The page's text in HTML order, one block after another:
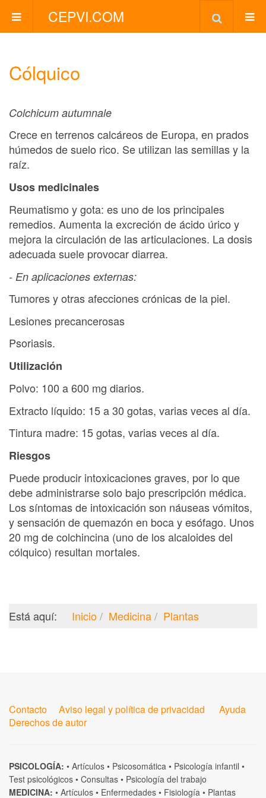
CEPVI.COM
Cólquico
Colchicum autumnale
Crece en terrenos calcáreos de Europa, en prados
húmedos de suelo rico. Se utilizan las semillas y la
raíz.
Usos medicinales
Reumatismo y gota: es uno de los principales
remedios. Aumenta la excreción de ácido úrico y
mejora la circulación de las articulaciones. La dosis
adecuada suele provocar diarrea.
- En aplicaciones externas:
Tumores y otras afecciones crónicas de la piel.
Lesiones precancerosas
Psoriasis.
Utilización
Polvo: 100 a 600 mg diarios.
Extracto líquido: 15 a 30 gotas, varias veces al día.
Tintura madre: 15 gotas, varias veces al día.
Riesgos
Puede producir intoxicaciones graves, por lo que
debe administrarse solo bajo prescripción médica.
Los síntomas de intoxicación son náuseas vómitos,
y sensación de quemazón en boca y esófago. Unos
20 mg de colchincina (uno de los alcaloides del
cólquico) resultan mortales.
Está aquí: Inicio Medicina Plantas
Contacto Aviso legal y política de privacidad
Ayuda
Derechos de autor
PSICOLOGÍA: • Artículos • Psicosomática • Psicología infantil •
Test psicológicos • Consultas • Psicología del trabajo
MEDICINA: • Artículos • Enfermedades • Fisiología • Plantas